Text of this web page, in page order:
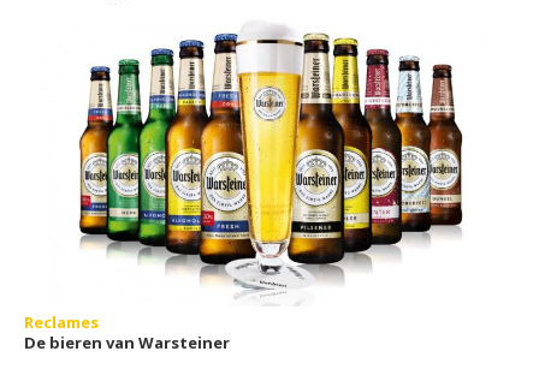
Reclames
De bieren van Warsteiner